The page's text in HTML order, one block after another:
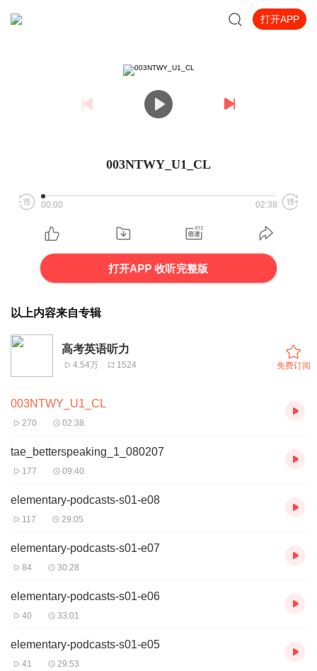
打开APP
003NTWY_U1_CL
00:00 02:38
打开APP 收听完整版
以上内容来自专辑
高考英语听力
4.54万 1524 免费订阅
003NTWY_U1_CL
270 02:38
tae_betterspeaking_1_080207
177 09:40
elementary-podcasts-s01-e08
117 29:05
elementary-podcasts-s01-e07
84 30:28
elementary-podcasts-s01-e06
40 33:01
elementary-podcasts-s01-e05
41 29:53